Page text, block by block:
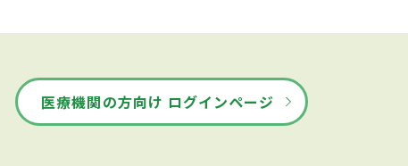
医療機関の方向け ログインページ